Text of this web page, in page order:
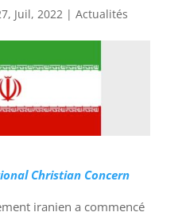
Juil, 2022| Actualités
Christian Concern
iranien a commencé